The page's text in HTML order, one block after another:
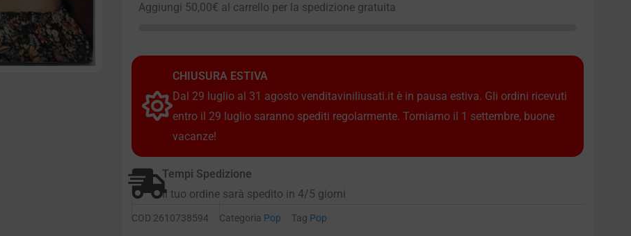
Aggiungi 50,00€ al carrello per la spedizione gratuita
CHIUSURA ESTIVA
Dal 29 luglio al 31 agosto venditaviniliusati.it è in pausa estiva. Gli ordini ricevuti
entro il 29 luglio saranno spediti regolarmente. Torniamo il 1 settembre, buone
vacanze!
Tempi Spedizione
Il tuo ordine sarà spedito in 4/5 giorni
COD 2610738594 Categoria Pop Tag Pop